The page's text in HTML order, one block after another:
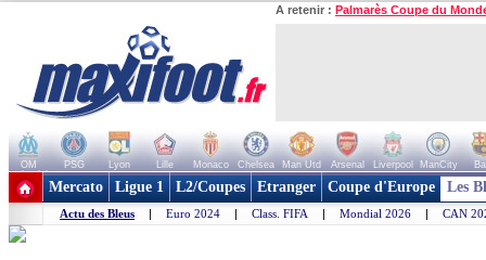
A retenir : Palmarès Coupe du
OM PSG Lyon Lille Monaco Chelsea Man Utd Arsenal Liverpool ManCity
+ de clubs
Mercato Ligue 1 L2/Coupes Etranger Coupe d'Europe Les
Actu des Bleus | Euro 2024 | Class. FIFA | Mondial 2026 | CAN